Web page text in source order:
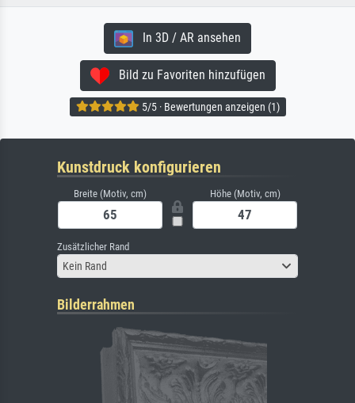
In 3D / AR ansehen
Bild zu Favoriten hinzufügen
5/5 · Bewertungen anzeigen (1)
Kunstdruck konfigurieren
Breite (Motiv, cm) Höhe (Motiv, cm)
Zusätzlicher Rand
Kein Rand
Bilderrahmen